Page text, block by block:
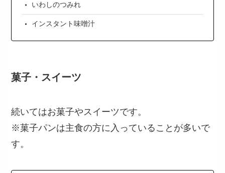
いわしのつみれ
インスタント味噌汁
菓子・スイーツ
続いてはお菓子やスイーツです。
※菓子パンは主食の方に入っていることが多いで
す。